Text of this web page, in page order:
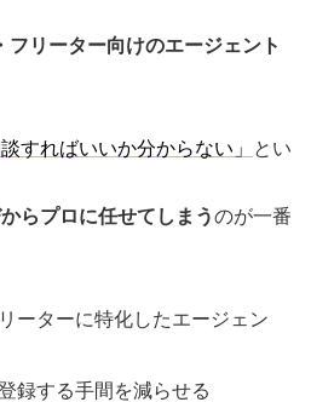
フリーター向けのエージェント
すればいいか分からない」
とい
らプロに任せてしまうのが一番
ーターに特化したエージェン
録する手間を減らせる